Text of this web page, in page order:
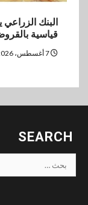
البنك
قياسية
SEARCH
البحث
عن: